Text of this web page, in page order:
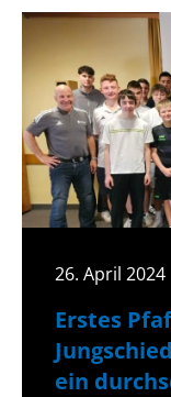
26. April 2024
Erstes
ein